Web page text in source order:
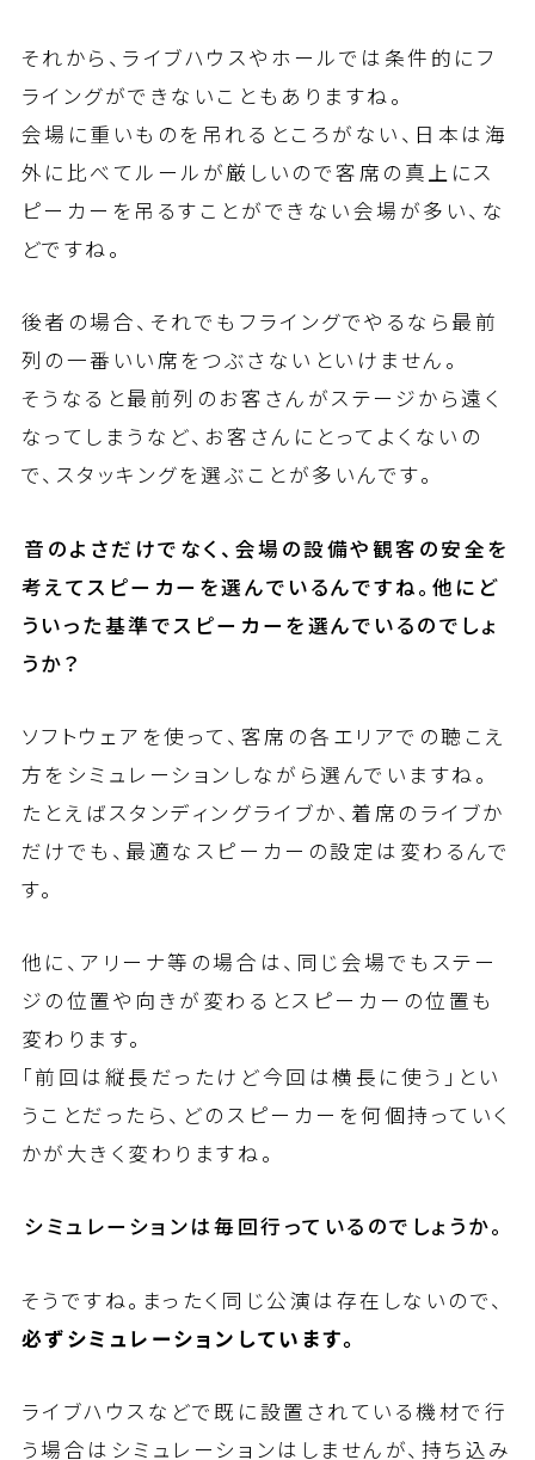
それから、ライブハウスやホールでは条件的にフ
ライングができないこともありますね。
会場に重いものを吊れるところがない、日本は海
外に比べてルールが厳しいので客席の真上にス
ピーカーを吊るすことができない会場が多い、な
どですね。
後者の場合、それでもフライングでやるなら最前
列の一番いい席をつぶさないといけません。
そうなると最前列のお客さんがステージから遠く
なってしまうなど、お客さんにとってよくないの
で、スタッキングを選ぶことが多いんです。
――音のよさだけでなく、会場の設備や観客の安全を
考えてスピーカーを選んでいるんですね。他にど
ういった基準でスピーカーを選んでいるのでしょ
うか？
ソフトウェアを使って、客席の各エリアでの聴こえ
方をシミュレーションしながら選んでいますね。
たとえばスタンディングライブか、着席のライブか
だけでも、最適なスピーカーの設定は変わるんで
す。
他に、アリーナ等の場合は、同じ会場でもステー
ジの位置や向きが変わるとスピーカーの位置も
変わります。
「前回は縦長だったけど今回は横長に使う」とい
うことだったら、どのスピーカーを何個持っていく
かが大きく変わりますね。
――シミュレーションは毎回行っているのでしょうか。
そうですね。まったく同じ公演は存在しないので、
必ずシミュレーションしています。
ライブハウスなどで既に設置されている機材で行
う場合はシミュレーションはしませんが、持ち込み